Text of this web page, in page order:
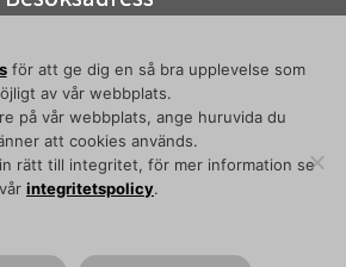
Elektronvägen 2
141 49 Huddinge
Pendeltåg/commuter train:
Flemingsberg
för att ge dig en så bra upplevelse som
av vår webbplats.
på vår webbplats, ange huruvida du
att cookies används.
rätt till integritet, för mer information se
vår integritetspolicy.